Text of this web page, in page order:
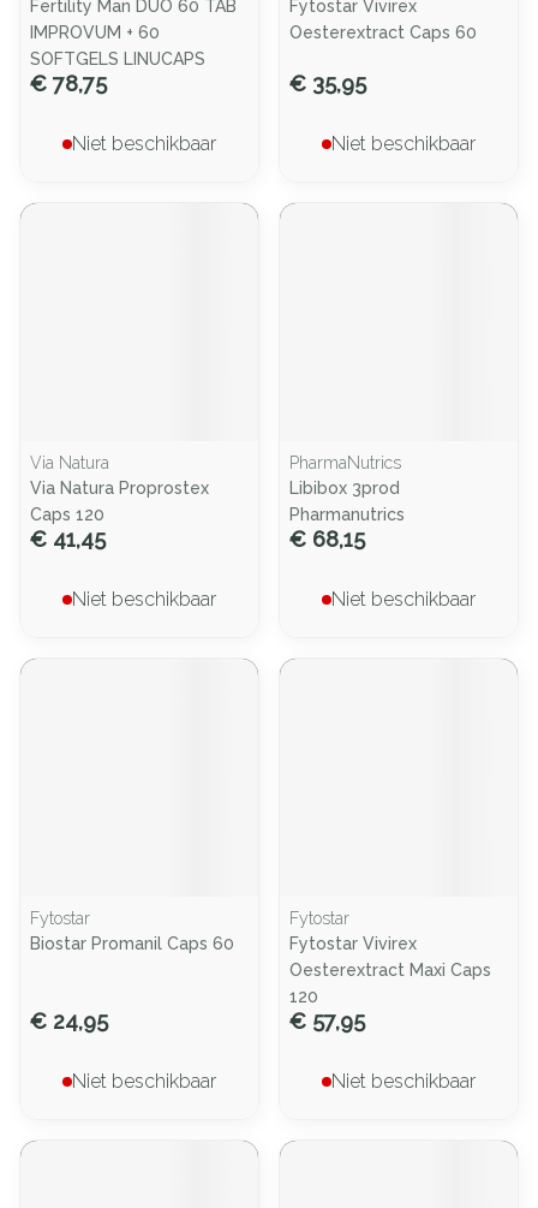
Fertility Man DUO 60 TAB
IMPROVUM + 60
SOFTGELS LINUCAPS
€ 78,75
Niet beschikbaar
Fytostar Vivirex
Oesterextract Caps 60
€ 35,95
Niet beschikbaar
Via Natura
Via Natura Proprostex
Caps 120
€ 41,45
Niet beschikbaar
PharmaNutrics
Libibox 3prod
Pharmanutrics
€ 68,15
Niet beschikbaar
Fytostar
Biostar Promanil Caps 60
€ 24,95
Niet beschikbaar
Fytostar
Fytostar Vivirex
Oesterextract Maxi Caps
120
€ 57,95
Niet beschikbaar